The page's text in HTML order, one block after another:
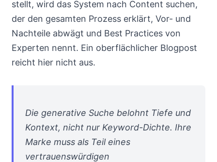
stellt, wird das System nach Content suchen,
der den gesamten Prozess erklärt, Vor- und
Nachteile abwägt und Best Practices von
Experten nennt. Ein oberflächlicher Blogpost
reicht hier nicht aus.
Die generative Suche belohnt Tiefe und
Kontext, nicht nur Keyword-Dichte. Ihre
Marke muss als Teil eines
vertrauenswürdigen